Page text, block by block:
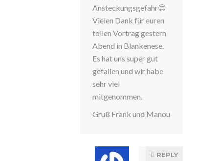
Ansteckungsgefahr😊
Vielen Dank für euren
tollen Vortrag gestern
Abend in Blankenese.
Es hat uns super gut
gefallen und wir habe
sehr viel
mitgenommen.
Gruß Frank und Manou
REPLY